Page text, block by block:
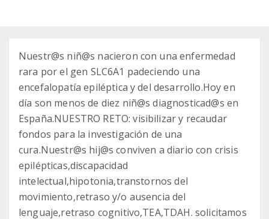
Nuestr@s niñ@s nacieron con una enfermedad
rara por el gen SLC6A1 padeciendo una
encefalopatía epiléptica y del desarrollo.Hoy en
día son menos de diez niñ@s diagnosticad@s en
España.NUESTRO RETO: visibilizar y recaudar
fondos para la investigación de una
cura.Nuestr@s hij@s conviven a diario con crisis
epilépticas,discapacidad
intelectual,hipotonia,transtornos del
movimiento,retraso y/o ausencia del
lenguaje,retraso cognitivo,TEA,TDAH. solicitamos